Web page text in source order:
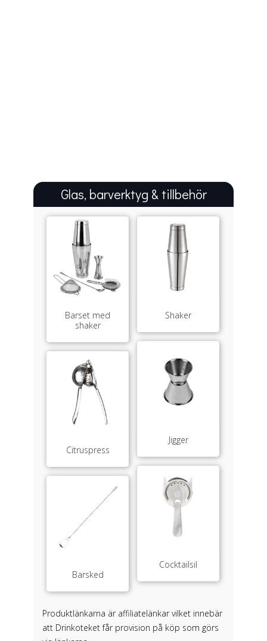
Glas, barverktyg & tillbehör
Barset med
shaker
Shaker
Jigger
Citruspress
Cocktailsil
Barsked
Produktlänkarna är affiliatelänkar vilket innebär
att Drinkoteket får provision på köp som görs